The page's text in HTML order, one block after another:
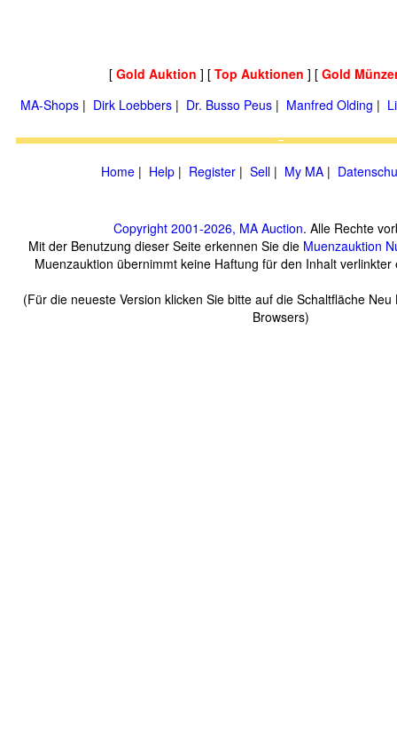
[ Gold Auktion ] [ Top Auktionen ] [ Gold
MA-Shops| Dirk Loebbers| Dr. Busso Peus| Manfred Olding |
Home| Help| Register| Sell| My MA|
Copyright 2001-2026, MA Auction. Alle Rechte
Mit der Benutzung dieser Seite erkennen Sie die Muenzauktion
Muenzauktion übernimmt keine Haftung für den Inhalt
(Für die neueste Version klicken Sie bitte auf die Schaltfläche
Browsers)